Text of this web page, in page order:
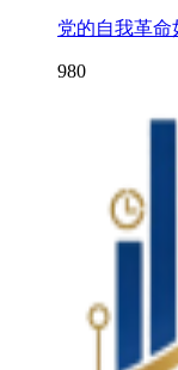
党的自我革命
980